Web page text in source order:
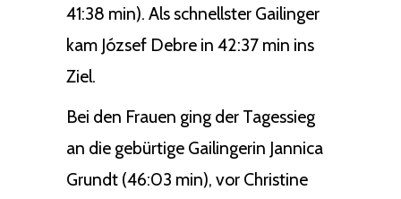
41:38 min). Als schnellster Gailinger
kam József Debre in 42:37 min ins
Ziel.
Bei den Frauen ging der Tagessieg
an die gebürtige Gailingerin Jannica
Grundt (46:03 min), vor Christine